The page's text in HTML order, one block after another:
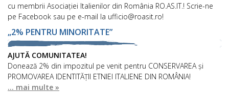
cu membrii Asociației Italienilor din România RO.AS.IT.! Scrie-ne
pe Facebook sau pe e-mail la ufficio@roasit.ro!
„2% PENTRU MINORITATE”
AJUTĂ COMUNITATEA!
Donează 2% din impozitul pe venit pentru CONSERVAREA și
PROMOVAREA IDENTITĂȚII ETNIEI ITALIENE DIN ROMÂNIA!
... mai multe »